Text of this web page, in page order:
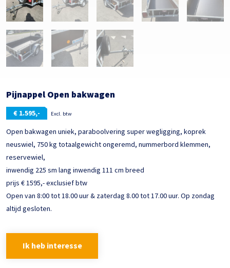
Pijnappel Open bakwagen
€ 1.595,- Excl. btw
Open bakwagen uniek, paraboolvering super wegligging, koprek
neuswiel, 750 kg totaalgewicht ongeremd, nummerbord klemmen,
reservewiel,
inwendig 225 sm lang inwendig 111 cm breed
prijs € 1595,- exclusief btw
Open van 8:00 tot 18.00 uur & zaterdag 8.00 tot 17.00 uur. Op zondag
altijd gesloten.
Ik heb interesse